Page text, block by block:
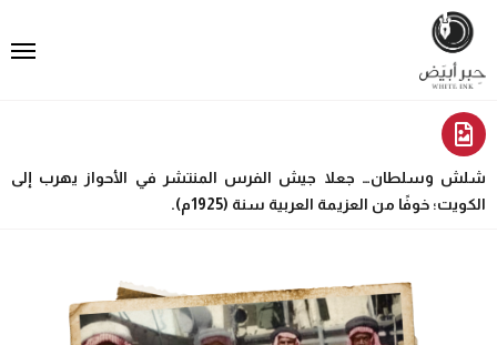
شلش وسلطان… جعلا جيش الفرس المنتشر في الأحواز يهرب إلى
الكويت؛ خوفًا من العزيمة العربية سنة (1925م).